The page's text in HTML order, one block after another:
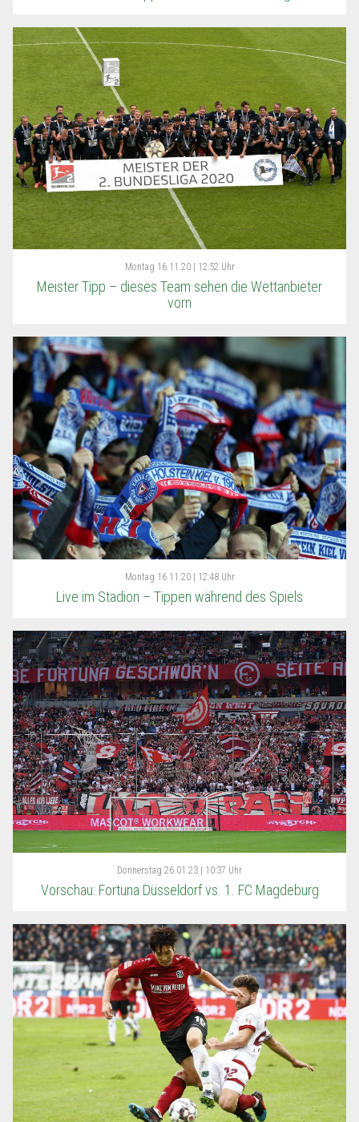
Montag 16.11.20 | 12:52 Uhr
Meister Tipp – dieses Team sehen die Wettanbieter
vorn
Montag 16.11.20 | 12:48 Uhr
Live im Stadion – Tippen während des Spiels
Donnerstag 26.01.23 | 10:37 Uhr
Vorschau: Fortuna Düsseldorf vs. 1. FC Magdeburg